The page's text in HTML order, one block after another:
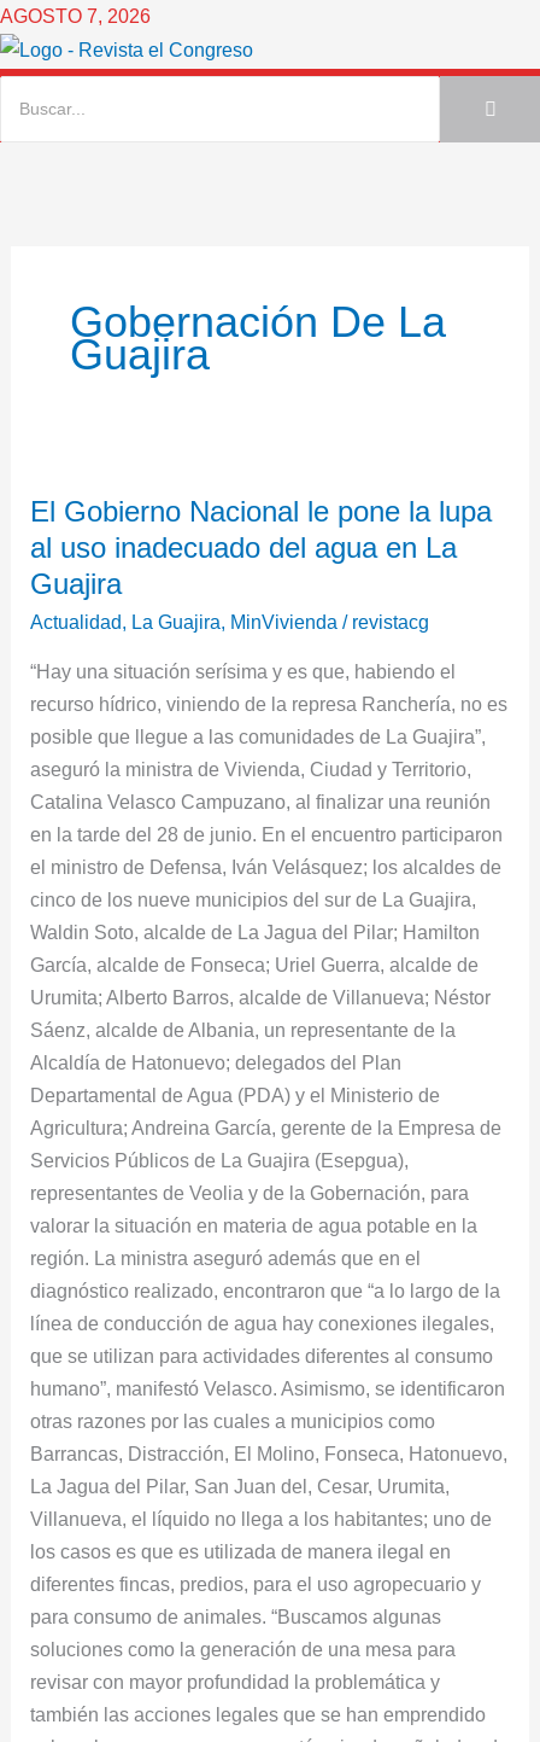
Ir
al
contenido
AGOSTO 7, 2026
Gobernación De La
Guajira
El Gobierno Nacional le pone la lupa
al uso inadecuado del agua en La
Guajira
Actualidad, La Guajira, MinVivienda / revistacg
“Hay una situación serísima y es que, habiendo el
recurso hídrico, viniendo de la represa Ranchería, no es
posible que llegue a las comunidades de La Guajira”,
aseguró la ministra de Vivienda, Ciudad y Territorio,
Catalina Velasco Campuzano, al finalizar una reunión
en la tarde del 28 de junio. En el encuentro participaron
el ministro de Defensa, Iván Velásquez; los alcaldes de
cinco de los nueve municipios del sur de La Guajira,
Waldin Soto, alcalde de La Jagua del Pilar; Hamilton
García, alcalde de Fonseca; Uriel Guerra, alcalde de
Urumita; Alberto Barros, alcalde de Villanueva; Néstor
Sáenz, alcalde de Albania, un representante de la
Alcaldía de Hatonuevo; delegados del Plan
Departamental de Agua (PDA) y el Ministerio de
Agricultura; Andreina García, gerente de la Empresa de
Servicios Públicos de La Guajira (Esepgua),
representantes de Veolia y de la Gobernación, para
valorar la situación en materia de agua potable en la
región. La ministra aseguró además que en el
diagnóstico realizado, encontraron que “a lo largo de la
línea de conducción de agua hay conexiones ilegales,
que se utilizan para actividades diferentes al consumo
humano”, manifestó Velasco. Asimismo, se identificaron
otras razones por las cuales a municipios como
Barrancas, Distracción, El Molino, Fonseca, Hatonuevo,
La Jagua del Pilar, San Juan del, Cesar, Urumita,
Villanueva, el líquido no llega a los habitantes; uno de
los casos es que es utilizada de manera ilegal en
diferentes fincas, predios, para el uso agropecuario y
para consumo de animales. “Buscamos algunas
soluciones como la generación de una mesa para
revisar con mayor profundidad la problemática y
también las acciones legales que se han emprendido
Gobierno
Nacional
le
pone
lupa
al
uso
inadecuado
del
agua
en
La
Guajira